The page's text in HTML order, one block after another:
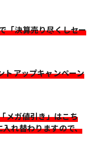
「決算売り尽くしセー
トアップキャンペーン
メガ値引き」はこち
れ替わりますので、